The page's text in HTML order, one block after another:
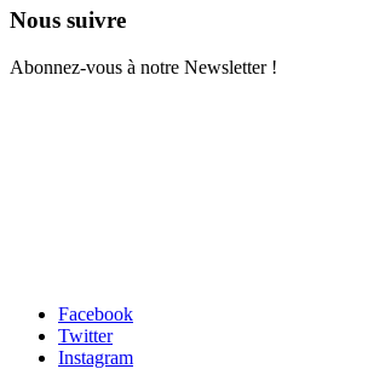
Nous suivre
Abonnez-vous à notre Newsletter !
Facebook
Twitter
Instagram